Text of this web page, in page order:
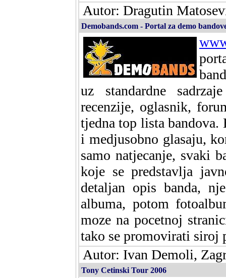
Autor: Dragutin
Demobands.com - Portal za demo
uz standardne
recenzije, oglasnik,
tjedna top lista bandova.
i medjusobno glasaju,
samo natjecanje, svaki
koje se predstavlja
detaljan opis banda,
albuma, potom
moze na pocetnoj
tako se promovirati siroj
Autor: Ivan Demoli,
Tony Cetinski Tour 2006